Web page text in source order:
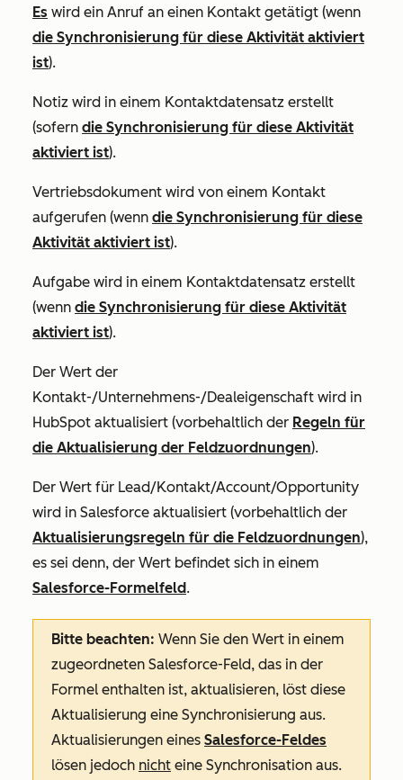
Es wird ein Anruf an einen Kontakt getätigt (wenn
die Synchronisierung für diese Aktivität aktiviert
ist).
Notiz wird in einem Kontaktdatensatz erstellt
(sofern die Synchronisierung für diese Aktivität
aktiviert ist).
Vertriebsdokument wird von einem Kontakt
aufgerufen (wenn die Synchronisierung für diese
Aktivität aktiviert ist).
Aufgabe wird in einem Kontaktdatensatz erstellt
(wenn die Synchronisierung für diese Aktivität
aktiviert ist).
Der Wert der
Kontakt-/Unternehmens-/Dealeigenschaft wird in
HubSpot aktualisiert (vorbehaltlich der Regeln für
die Aktualisierung der Feldzuordnungen).
Der Wert für Lead/Kontakt/Account/Opportunity
wird in Salesforce aktualisiert (vorbehaltlich der
Aktualisierungsregeln für die Feldzuordnungen),
es sei denn, der Wert befindet sich in einem
Salesforce-Formelfeld.
Bitte beachten: Wenn Sie den Wert in einem
zugeordneten Salesforce-Feld, das in der
Formel enthalten ist, aktualisieren, löst diese
Aktualisierung eine Synchronisierung aus.
Aktualisierungen eines Salesforce-Feldes
lösen jedoch nicht eine Synchronisation aus.